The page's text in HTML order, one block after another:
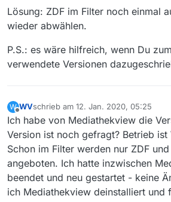
Lösung: ZDF im Filter noch einmal
wieder abwählen.
P.S.: es wäre hilfreich, wenn Du
verwendete Versionen
W
Offline
WVschrieb am 12. Jan. 2020, 05:25
zuletzt editiert von
Ich habe von Mediathekview die
Version ist noch gefragt? Betrieb ist
Schon im Filter werden nur ZDF
angeboten. Ich hatte inzwischen
beendet und neu gestartet - keine
ich Mediathekview deinstalliert und